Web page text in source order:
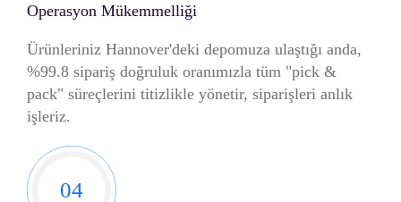
Operasyon Mükemmelliği
Ürünleriniz Hannover'deki depomuza ulaştığı anda,
%99.8 sipariş doğruluk oranımızla tüm "pick &
pack" süreçlerini titizlikle yönetir, siparişleri anlık
işleriz.
04